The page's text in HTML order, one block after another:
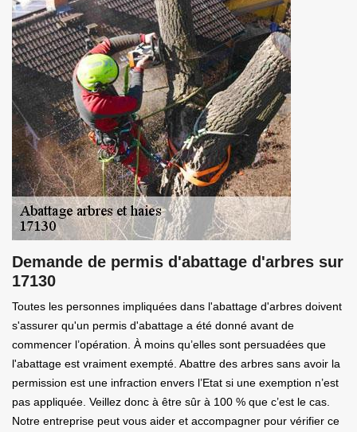
Demande de permis d'abattage d'arbres sur
17130
Toutes les personnes impliquées dans l'abattage d'arbres doivent
s'assurer qu'un permis d'abattage a été donné avant de
commencer l’opération. À moins qu’elles sont persuadées que
l'abattage est vraiment exempté. Abattre des arbres sans avoir la
permission est une infraction envers l’Etat si une exemption n’est
pas appliquée. Veillez donc à être sûr à 100 % que c’est le cas.
Notre entreprise peut vous aider et accompagner pour vérifier ce